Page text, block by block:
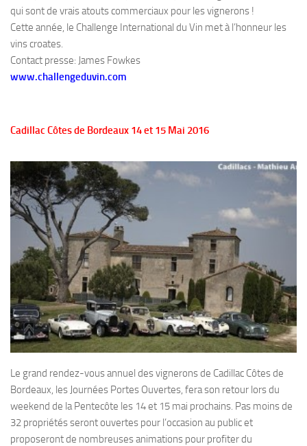
qui sont de vrais atouts commerciaux pour les vignerons !
Cette année, le Challenge International du Vin met à l’honneur les
vins croates.
Contact presse: James Fowkes
www.challengeduvin.com
Cadillac Côtes de Bordeaux 14 et 15 Mai 2016
Le grand rendez-vous annuel des vignerons de Cadillac Côtes de
Bordeaux, les Journées Portes Ouvertes, fera son retour lors du
weekend de la Pentecôte les 14 et 15 mai prochains. Pas moins de
32 propriétés seront ouvertes pour l’occasion au public et
proposeront de nombreuses animations pour profiter du